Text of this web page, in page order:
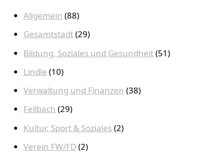
Allgemein (88)
Gesamtstadt(29)
Bildung, Soziales und Gesundheit(51)
Lindle (10)
Verwaltung und Finanzen (38)
Fellbach (29)
Kultur, Sport & Soziales(2)
Verein FW/FD(2)